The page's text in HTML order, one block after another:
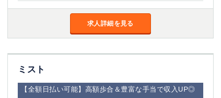
求人詳細を見る
ミスト
【全額日払い可能】高額歩合＆豊富な手当で収入UP◎
亀戸
水道橋
浅草
幡ヶ谷
湯島
久米川
市川
五井